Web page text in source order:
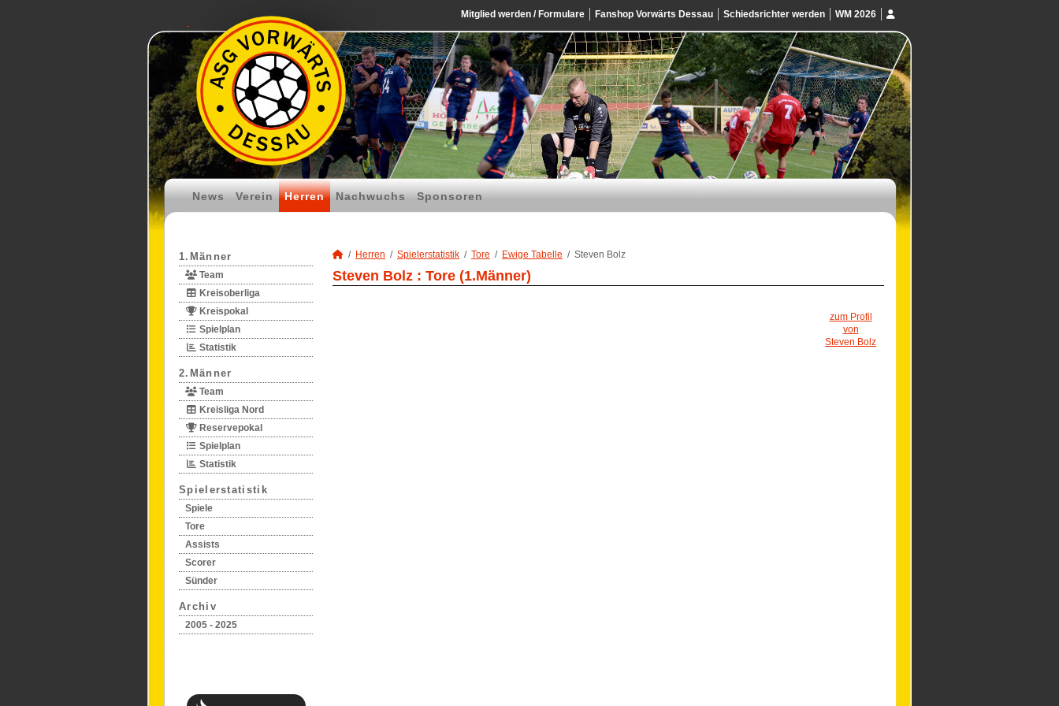
Mitglied werden / Formulare Fanshop Vorwärts Dessau Schiedsrichter werden WM 2026
News Verein Herren Nachwuchs Sponsoren
1.Männer
Team
Kreisoberliga
Kreispokal
Spielplan
Statistik
2.Männer
Team
Kreisliga Nord
Reservepokal
Spielplan
Statistik
Spielerstatistik
Spiele
Tore
Assists
Scorer
Sünder
Archiv
2005 - 2025
Herren Spielerstatistik Tore Ewige Tabelle Steven Bolz
Steven Bolz : Tore (1.Männer)
zum Profil
von
Steven Bolz